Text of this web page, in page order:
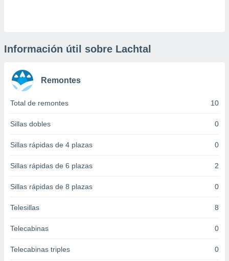
únicos
similares
como
de
en
a lo que
su
Información útil sobre Lachtal
Remontes
Total de remontes 10
Sillas dobles 0
Sillas rápidas de 4 plazas 0
Sillas rápidas de 6 plazas 2
Sillas rápidas de 8 plazas 0
Telesillas 8
Telecabinas 0
Telecabinas triples 0